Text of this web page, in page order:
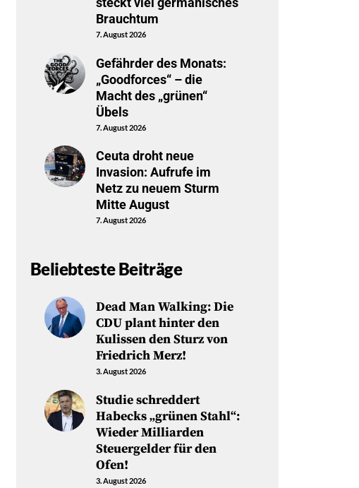
Brauchtum
7. August 2026
Gefährder des Monats:
„Goodforces“ – die
Macht des „grünen“
Übels
7. August 2026
Ceuta droht neue
Invasion: Aufrufe im
Netz zu neuem Sturm
Mitte August
7. August 2026
Beliebteste Beiträge
Dead Man Walking: Die
CDU plant hinter den
Kulissen den Sturz von
Friedrich Merz!
3. August 2026
Studie schreddert
Habecks „grünen Stahl“:
Wieder Milliarden
Steuergelder für den
Ofen!
3. August 2026